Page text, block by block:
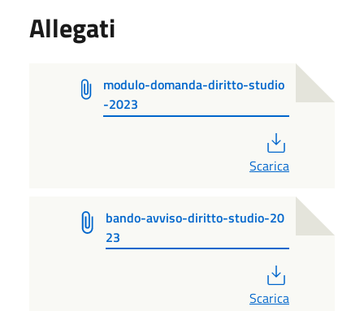
Allegati
modulo-domanda-diritto-studio
-2023
Scarica
bando-avviso-diritto-studio-20
23
Scarica